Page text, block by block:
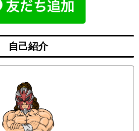
自己紹介